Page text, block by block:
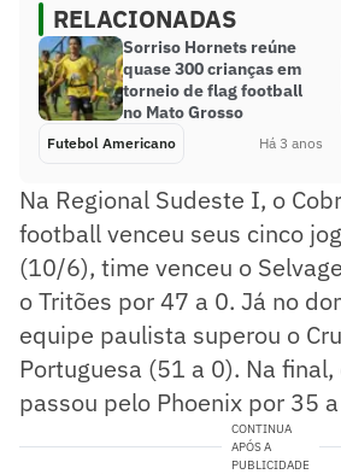
RELACIONADAS
Sorriso Hornets reúne
quase 300 crianças em
torneio de flag football
no Mato Grosso
Futebol Americano Há 3 anos
Na Regional Sudeste I, o
football venceu seus cinco
(10/6), time venceu o
o Tritões por 47 a 0. Já no
equipe paulista superou o
Portuguesa (51 a 0). Na final,
passou pelo Phoenix por 35
CONTINUA
APÓS A
PUBLICIDADE